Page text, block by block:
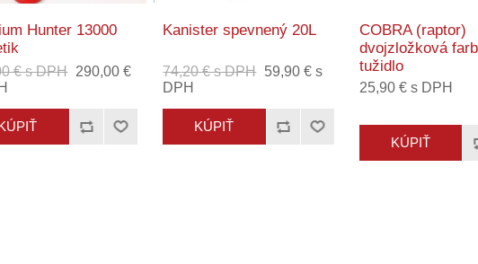
Hunter 13000
€ s DPH 290,00 €
Kanister spevnený 20L
74,20 € s DPH 59,90 € s
DPH
COBRA (raptor)
dvojzložková
tužidlo
25,90 € s DPH